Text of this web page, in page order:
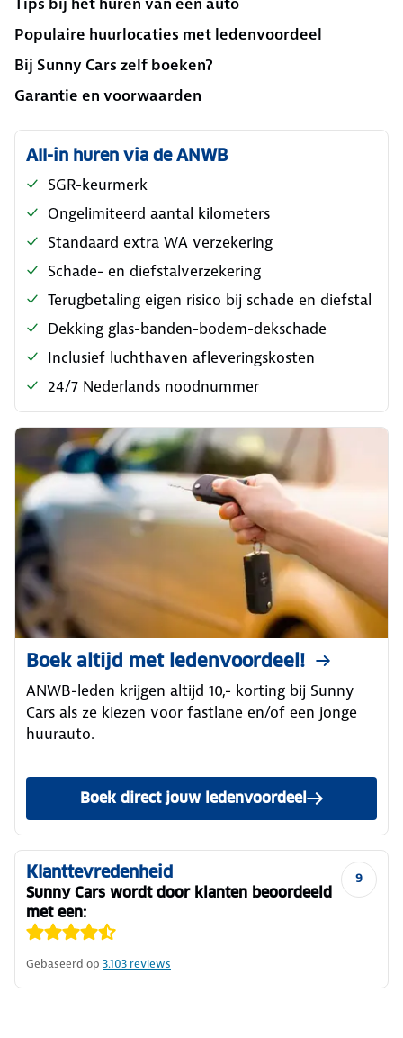
Populaire huurlocaties met ledenvoordeel
Bij Sunny Cars zelf boeken?
Garantie en voorwaarden
All-in huren via de ANWB
SGR-keurmerk
Ongelimiteerd aantal kilometers
Standaard extra WA verzekering
Schade- en diefstalverzekering
Terugbetaling eigen risico bij schade en diefstal
Dekking glas-banden-bodem-dekschade
Inclusief luchthaven afleveringskosten
24/7 Nederlands noodnummer
Boek altijd met ledenvoordeel!
ANWB-leden krijgen altijd 10,- korting bij Sunny
Cars als ze kiezen voor fastlane en/of een jonge
huurauto.
Boek direct jouw ledenvoordeel
9
Klanttevredenheid
Sunny Cars wordt door klanten beoordeeld
met een:
Gebaseerd op 3.103 reviews